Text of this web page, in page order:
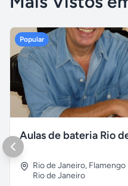
Popular
Rio de Janeiro, Flamengo
Rio de Janeiro